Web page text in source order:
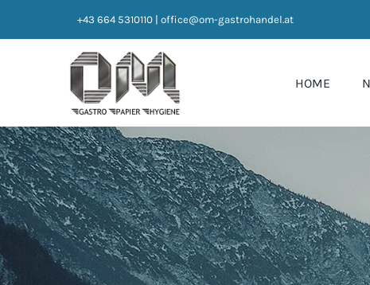
+43 664 5310110 office@om-gastrohandel.at
HOME